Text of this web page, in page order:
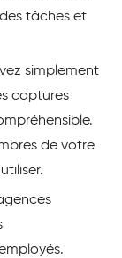
tâches et
simplement
captures
de votre